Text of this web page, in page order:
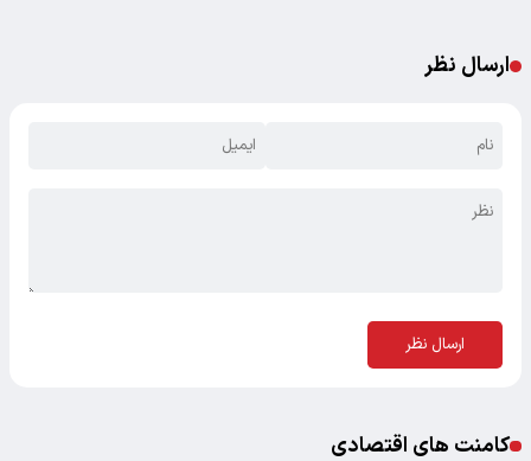
ارسال نظر
ارسال نظر
کامنت های اقتصادی